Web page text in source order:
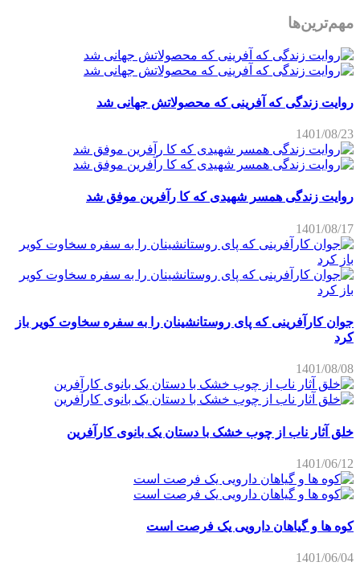
مهم‌ترین‌ها
روایت زندگی که آفرینی که محصولاتش جهانی شد
1401/08/23
روایت زندگی همسر شهیدی که کا رآفرین موفق شد
1401/08/17
جوان کارآفرینی که پای روستانشینان را به سفره سخاوت کویر باز
کرد
1401/08/08
خلق آثار ناب از چوب خشک با دستان یک بانوی کارآفرین
1401/06/12
کوه ها و گیاهان دارویی یک فرصت است
1401/06/04